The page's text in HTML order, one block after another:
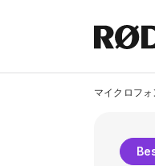
マイクロフォ